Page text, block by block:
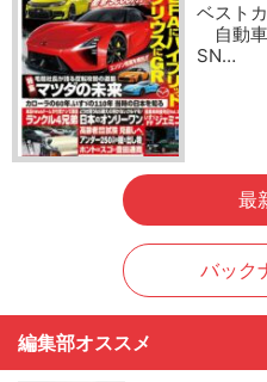
ベスト
自動
SN…
最
バック
編集部オススメ